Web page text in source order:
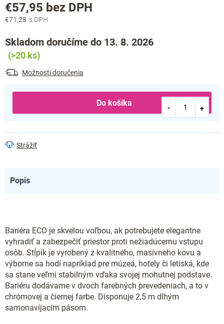
€71,28
€57,95 bez DPH
Jednotková
Skladom doručíme do 13. 8. 2026
(>20 ks)
Možnosti doručenia
Do košíka
Strážiť
Popis
Bariéra ECO je skvelou voľbou, ak potrebujete elegantne
vyhradiť a zabezpečiť priestor proti nežiadúcemu vstupu
osôb. Stĺpik je vyrobený z kvalitného, masívneho kovu a
výborne sa hodí napríklad pre múzeá, hotely či letiská, kde
sa stane veľmi stabilným vďaka svojej mohutnej podstave.
Bariéru dodávame v dvoch farebných prevedeniach, a to v
chrómovej a čiernej farbe. Disponuje 2,5 m dlhým
samonavíjacím pásom.